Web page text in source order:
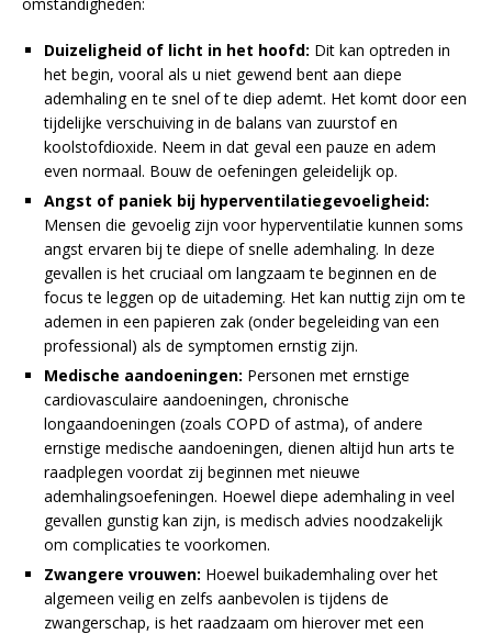
Duizeligheid of licht in het hoofd: Dit kan optreden in
het begin, vooral als u niet gewend bent aan diepe
ademhaling en te snel of te diep ademt. Het komt door een
tijdelijke verschuiving in de balans van zuurstof en
koolstofdioxide. Neem in dat geval een pauze en adem
even normaal. Bouw de oefeningen geleidelijk op.
Angst of paniek bij hyperventilatiegevoeligheid:
Mensen die gevoelig zijn voor hyperventilatie kunnen soms
angst ervaren bij te diepe of snelle ademhaling. In deze
gevallen is het cruciaal om langzaam te beginnen en de
focus te leggen op de uitademing. Het kan nuttig zijn om te
ademen in een papieren zak (onder begeleiding van een
professional) als de symptomen ernstig zijn.
Medische aandoeningen: Personen met ernstige
cardiovasculaire aandoeningen, chronische
longaandoeningen (zoals COPD of astma), of andere
ernstige medische aandoeningen, dienen altijd hun arts te
raadplegen voordat zij beginnen met nieuwe
ademhalingsoefeningen. Hoewel diepe ademhaling in veel
gevallen gunstig kan zijn, is medisch advies noodzakelijk
om complicaties te voorkomen.
Zwangere vrouwen: Hoewel buikademhaling over het
algemeen veilig en zelfs aanbevolen is tijdens de
zwangerschap, is het raadzaam om hierover met een